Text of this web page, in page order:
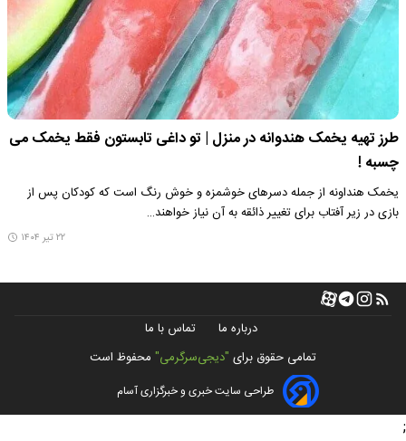
طرز تهیه یخمک هندوانه در منزل | تو داغی تابستون فقط یخمک می
چسبه !
یخمک هنداونه از جمله دسرهای خوشمزه و خوش رنگ است که کودکان پس از
بازی در زیر آفتاب برای تغییر ذائقه به آن نیاز خواهند…
۲۲ تیر ۱۴۰۴
درباره ما
تماس با ما
تمامی حقوق برای "دیجی‌سرگرمی" محفوظ است
طراحی سایت خبری و خبرگزاری آسام
;